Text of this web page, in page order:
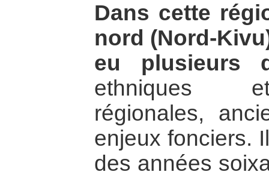
Dans cette
nord (Nord-
eu plusieurs
ethniques
régionales,
enjeux fonciers.
des années